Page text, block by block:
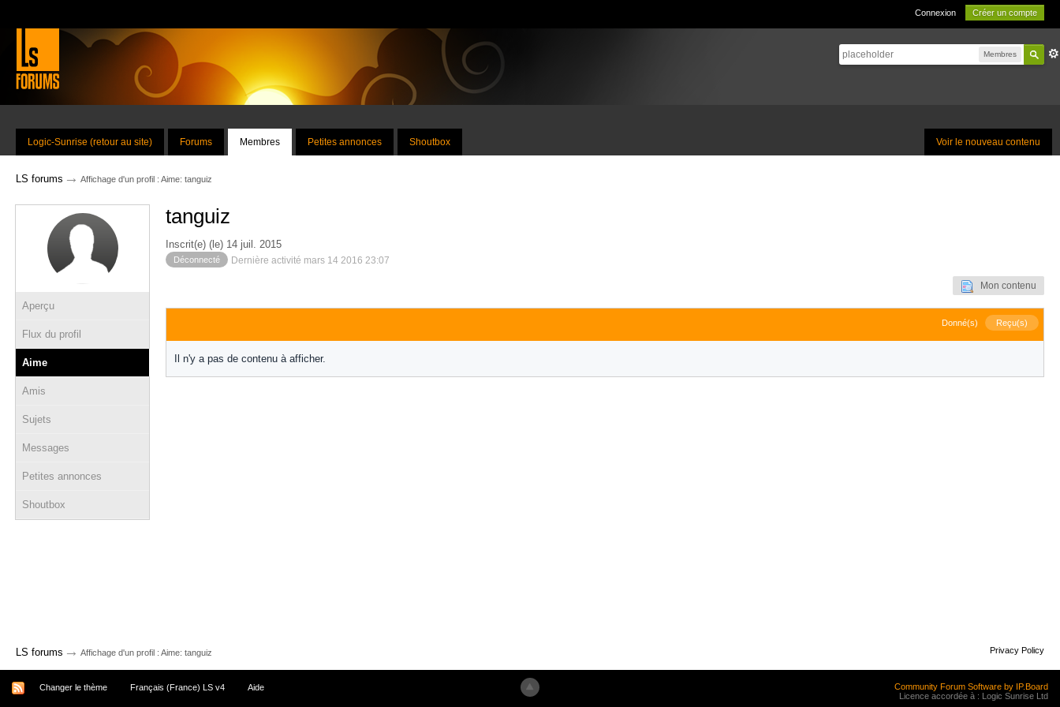
Connexion Créer un compte
Membres
Voir le nouveau contenu
Logic-Sunrise (retour au site) Forums Membres Petites annonces Shoutbox
LS forums → Affichage d'un profil : Aime: tanguiz
Aperçu
Flux du profil
Aime
Amis
Sujets
Messages
Petites annonces
Shoutbox
tanguiz
Inscrit(e) (le) 14 juil. 2015
Déconnecté Dernière activité mars 14 2016 23:07
Mon contenu
Donné(s) Reçu(s)
Il n'y a pas de contenu à afficher.
LS forums → Affichage d'un profil : Aime: tanguiz Privacy Policy
Changer le thème Français (France) LS v4 Aide
Community Forum Software by IP.Board
Licence accordée à : Logic Sunrise Ltd